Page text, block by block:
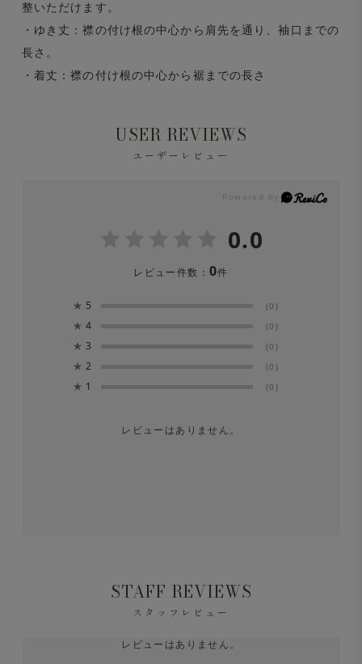
整いただけます。
・ゆき丈：襟の付け根の中心から肩先を通り、袖口までの
長さ。
・着丈：襟の付け根の中心から裾までの長さ
USER REVIEWS
ユーザーレビュー
0.0
レビュー件数： 0件
★ 5 (0)
★ 4 (0)
★ 3 (0)
★ 2 (0)
★ 1 (0)
レビューはありません。
STAFF REVIEWS
スタッフレビュー
レビューはありません。